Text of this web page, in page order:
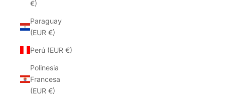
€)
Paraguay
(EUR €)
Perú (EUR €)
Polinesia
Francesa
(EUR €)